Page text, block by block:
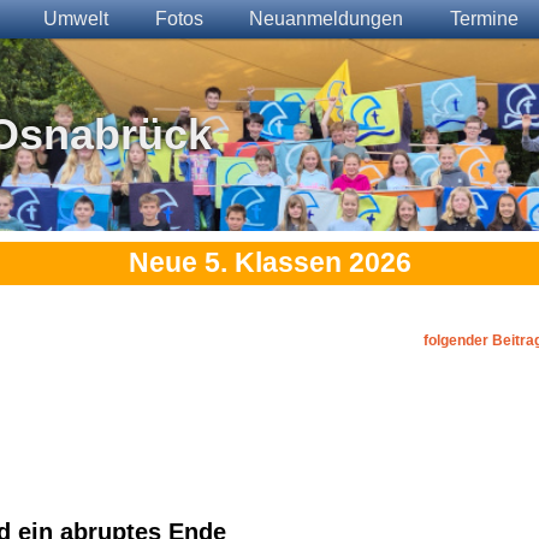
Umwelt Fotos Neuanmeldungen Termine
Neue 5. Klassen 2026
folgender
ein abruptes Ende